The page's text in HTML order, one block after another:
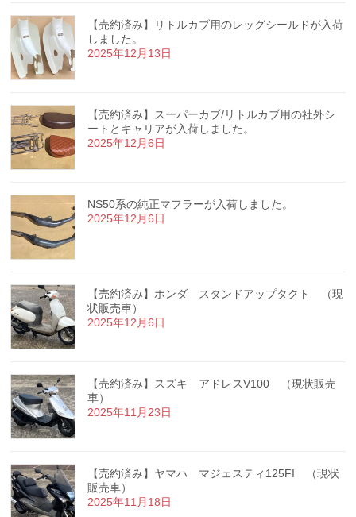
【売約済み】リトルカブ用のレッグシールドが入荷
しました。
2025年12月13日
【売約済み】スーパーカブ/リトルカブ用の社外シ
ートとキャリアが入荷しました。
2025年12月6日
NS50系の純正マフラーが入荷しました。
2025年12月6日
【売約済み】ホンダ スタンドアップタクト （現
状販売車）
2025年12月6日
【売約済み】スズキ アドレスV100 （現状販売
車）
2025年11月23日
【売約済み】ヤマハ マジェスティ125FI （現状
販売車）
2025年11月18日